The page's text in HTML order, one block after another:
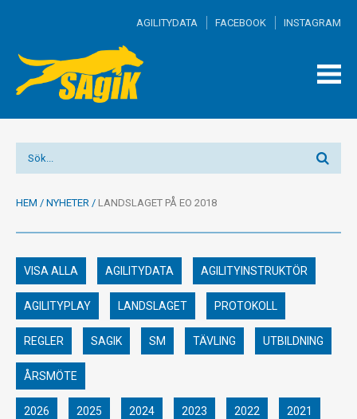
AGILITYDATA FACEBOOK INSTAGRAM
HEM / NYHETER / LANDSLAGET PÅ EO 2018
VISA ALLA AGILITYDATA AGILITYINSTRUKTÖR
AGILITYPLAY LANDSLAGET PROTOKOLL
REGLER SAGIK SM TÄVLING UTBILDNING
ÅRSMÖTE
2026 2025 2024 2023 2022 2021